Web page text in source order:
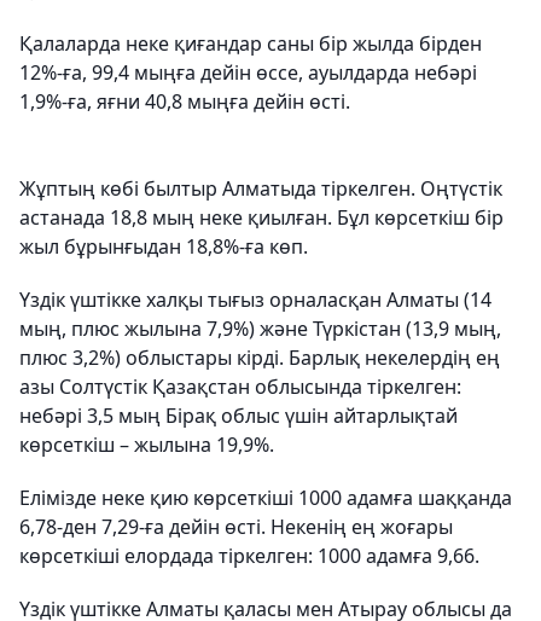
Қалаларда неке қиғандар саны бір жылда бірден
12%-ға, 99,4 мыңға дейін өссе, ауылдарда небәрі
1,9%-ға, яғни 40,8 мыңға дейін өсті.
Жұптың көбі былтыр Алматыда тіркелген. Оңтүстік
астанада 18,8 мың неке қиылған. Бұл көрсеткіш бір
жыл бұрынғыдан 18,8%-ға көп.
Үздік үштікке халқы тығыз орналасқан Алматы (14
мың, плюс жылына 7,9%) және Түркістан (13,9 мың,
плюс 3,2%) облыстары кірді. Барлық некелердің ең
азы Солтүстік Қазақстан облысында тіркелген:
небәрі 3,5 мың Бірақ облыс үшін айтарлықтай
көрсеткіш – жылына 19,9%.
Елімізде неке қию көрсеткіші 1000 адамға шаққанда
6,78-ден 7,29-ға дейін өсті. Некенің ең жоғары
көрсеткіші елордада тіркелген: 1000 адамға 9,66.
Үздік үштікке Алматы қаласы мен Атырау облысы да